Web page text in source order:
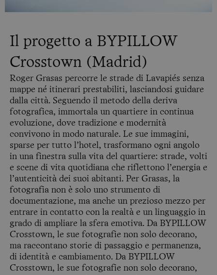
Il progetto a BYPILLOW
Crosstown (Madrid)
Roger Grasas percorre le strade di Lavapiés senza
mappe né itinerari prestabiliti, lasciandosi guidare
dalla città. Seguendo il metodo della deriva
fotografica, immortala un quartiere in continua
evoluzione, dove tradizione e modernità
convivono in modo naturale. Le sue immagini,
sparse per tutto l’hotel, trasformano ogni angolo
in una finestra sulla vita del quartiere: strade, volti
e scene di vita quotidiana che riflettono l’energia e
l’autenticità dei suoi abitanti. Per Grasas, la
fotografia non è solo uno strumento di
documentazione, ma anche un prezioso mezzo per
entrare in contatto con la realtà e un linguaggio in
grado di ampliare la sfera emotiva. Da BYPILLOW
Crosstown, le sue fotografie non solo decorano,
ma raccontano storie di passaggio e permanenza,
di identità e cambiamento. Da BYPILLOW
Crosstown, le sue fotografie non solo decorano,